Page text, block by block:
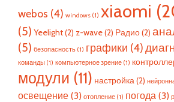
webos (4) windows (1) xiaomi
(5) Yeelight(2) z-wave(2) Радио(2)
(5) безопасность (1) графики (4)
команды (1) компьютерное зрение (1)
модули (11) настройка(2)
освещение (3) отопление (1) погода (3)